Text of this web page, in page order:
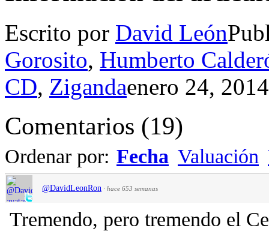
Escrito por David León
Gorosito, Humberto
CD, Zigandaenero 24, 2014
Comentarios (19)
Ordenar por: Fecha Valuación
@DavidLeonRon · hace 653 semanas
Tremendo, pero tremendo el